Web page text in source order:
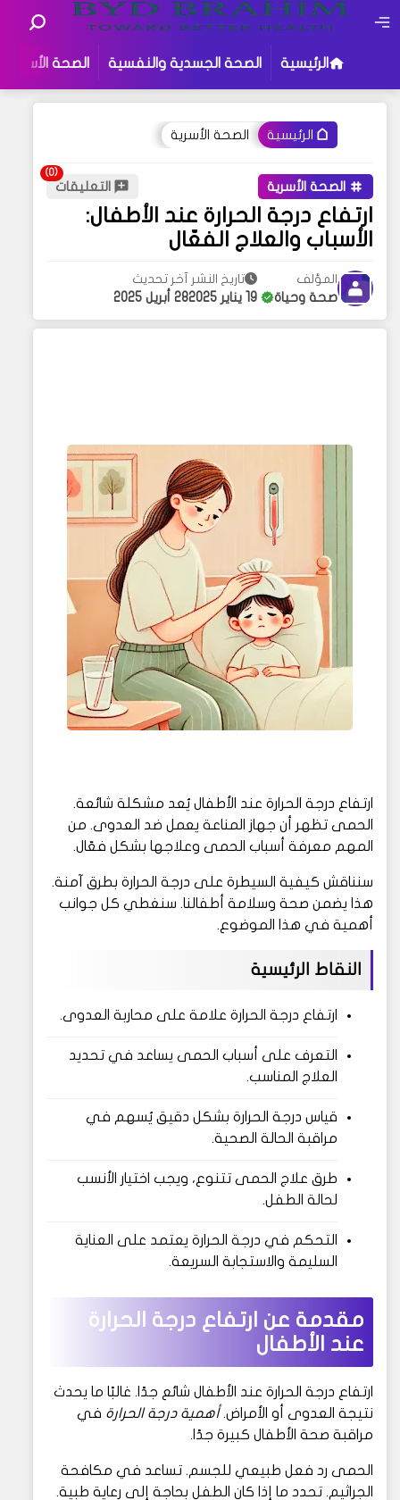
الرئيسية الصحة الجسدية والنفسية الصحة الأسرية
الرئيسية الصحة الأسرية
الصحة الأسرية التعليقات
ارتفاع درجة الحرارة عند الأطفال:
الأسباب والعلاج الفعّال
المؤلف
صحة وحياة
تاريخ النشر
19 يناير 2025
آخر تحديث
28 أبريل 2025
ارتفاع درجة الحرارة عند الأطفال يُعد مشكلة شائعة.
الحمى تظهر أن جهاز المناعة يعمل ضد العدوى. من
المهم معرفة أسباب الحمى وعلاجها بشكل فعّال.
سنناقش كيفية السيطرة على درجة الحرارة بطرق آمنة.
هذا يضمن صحة وسلامة أطفالنا. سنغطي كل جوانب
أهمية في هذا الموضوع.
النقاط الرئيسية
ارتفاع درجة الحرارة علامة على محاربة العدوى.
التعرف على أسباب الحمى يساعد في تحديد
العلاج المناسب.
قياس درجة الحرارة بشكل دقيق يُسهم في
مراقبة الحالة الصحية.
طرق علاج الحمى تتنوع، ويجب اختيار الأنسب
لحالة الطفل.
التحكم في درجة الحرارة يعتمد على العناية
السليمة والاستجابة السريعة.
مقدمة عن ارتفاع درجة الحرارة
عند الأطفال
ارتفاع درجة الحرارة عند الأطفال شائع جدًا. غالبًا ما يحدث
نتيجة العدوى أو الأمراض.أهمية درجة الحرارة في
مراقبة صحة الأطفال كبيرة جدًا.
الحمى رد فعل طبيعي للجسم. تساعد في مكافحة
الجراثيم. تحدد ما إذا كان الطفل بحاجة إلى رعاية طبية.